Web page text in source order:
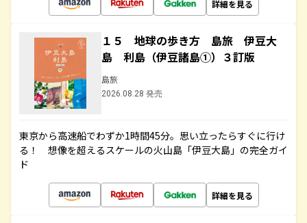
詳細を見る
１５ 地球の歩き方 島旅 伊豆大
島 利島（伊豆諸島①）３訂版
島旅
2026.08.28 発売
東京から高速船でわずか1時間45分。思い立ったらすぐに行け
る！ 想像を超えるスケールの火山島「伊豆大島」の完全ガイ
ド
詳細を見る